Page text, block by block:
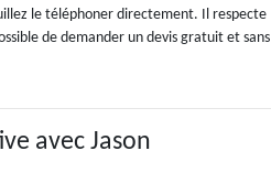
le téléphoner directement. Il respecte
de demander un devis gratuit et sans
avec Jason